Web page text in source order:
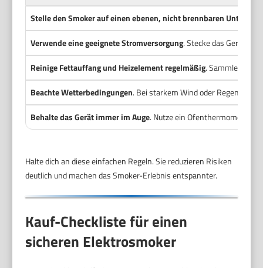
Stelle den Smoker auf einen ebenen, nicht brennbaren
Verwende eine geeignete Stromversorgung. Stecke das Gerät
Reinige Fettauffang und Heizelement regelmäßig. Sammle Fett
Beachte Wetterbedingungen. Bei starkem Wind oder Regen nur
Behalte das Gerät immer im Auge. Nutze ein Ofenthermometer
Halte dich an diese einfachen Regeln. Sie reduzieren Risiken
deutlich und machen das Smoker-Erlebnis entspannter.
Kauf-Checkliste für einen
sicheren Elektrosmoker